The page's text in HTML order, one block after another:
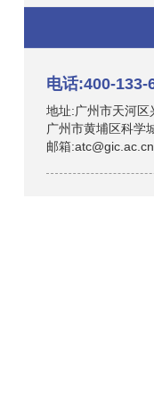
电话:400-133-
地址:广州市天河
广州市黄埔区科学
邮箱:atc@gic.ac.cn